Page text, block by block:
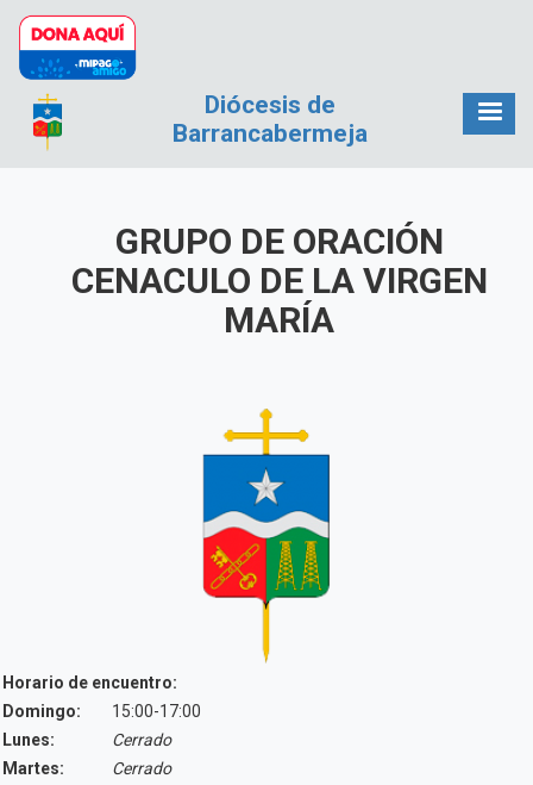
Pasar al contenido principal
Diócesis de
Barrancabermeja
GRUPO DE ORACIÓN
CENACULO DE LA VIRGEN
MARÍA
Horario de encuentro:
Domingo:
15:00-17:00
Lunes:
Cerrado
Martes:
Cerrado